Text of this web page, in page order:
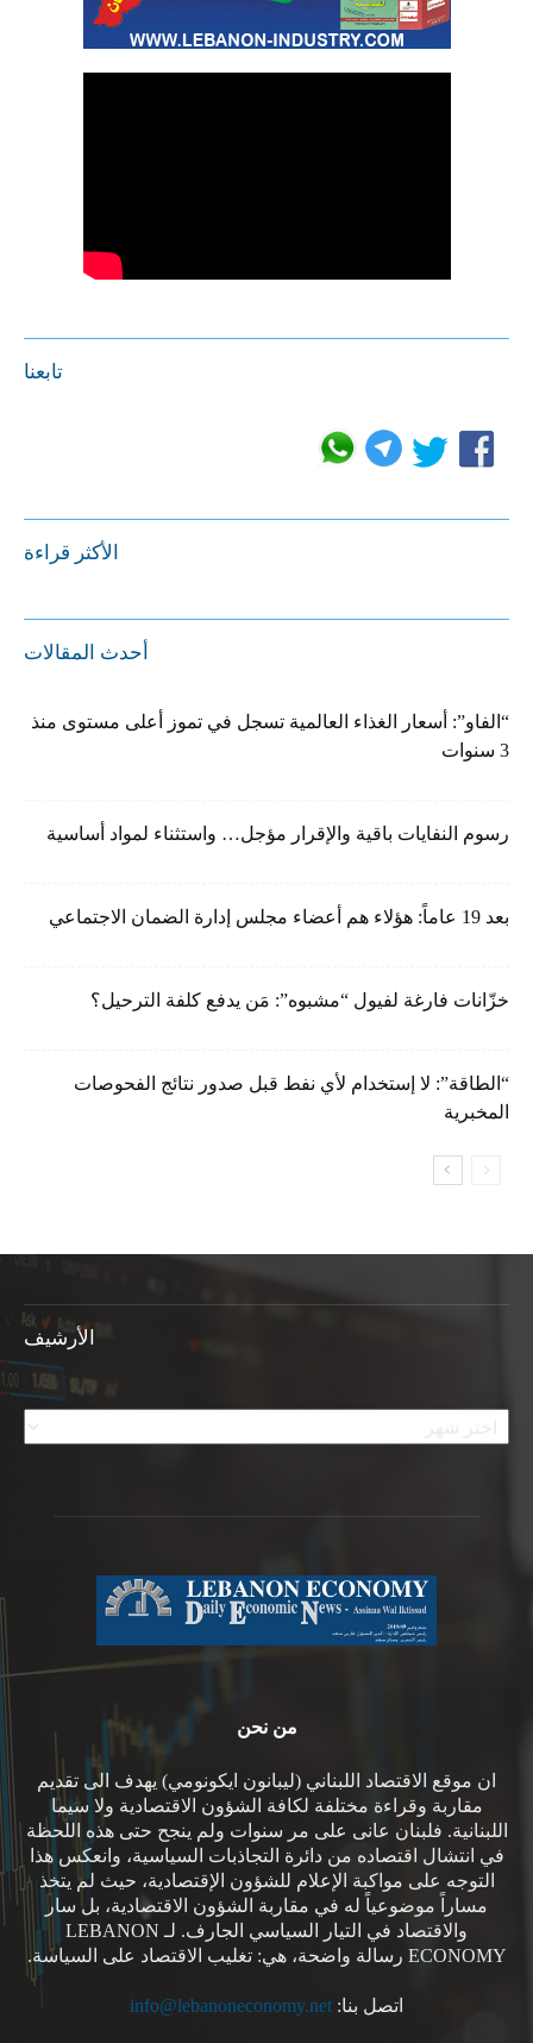
تابعنا
الأكثر قراءة
أحدث المقالات
“الفاو”: أسعار الغذاء العالمية تسجل في تموز أعلى مستوى منذ
3 سنوات
رسوم النفايات باقية والإقرار مؤجل… واستثناء لمواد أساسية
بعد 19 عاماً: هؤلاء هم أعضاء مجلس إدارة الضمان الاجتماعي
خزّانات فارغة لفيول “مشبوه”: مَن يدفع كلفة الترحيل؟
“الطاقة”: لا إستخدام لأي نفط قبل صدور نتائج الفحوصات
المخبرية
الأرشيف
الأرشيف
من نحن
ان موقع الاقتصاد اللبناني (ليبانون ايكونومي) يهدف الى تقديم
مقاربة وقراءة مختلفة لكافة الشؤون الاقتصادية ولا سيما
اللبنانية. فلبنان عانى على مر سنوات ولم ينجح حتى هذه اللحظة
في انتشال اقتصاده من دائرة التجاذبات السياسية، وانعكس هذا
التوجه على مواكبة الإعلام للشؤون الإقتصادية، حيث لم يتخذ
مساراً موضوعياً له في مقاربة الشؤون الاقتصادية، بل سار
والاقتصاد في التيار السياسي الجارف. لـ LEBANON
ECONOMY رسالة واضحة، هي: تغليب الاقتصاد على السياسة.
اتصل بنا: info@lebanoneconomy.net